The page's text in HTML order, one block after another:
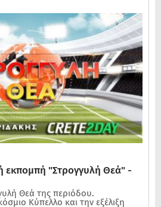
εκπομπή "Στρογγυλή Θεά" -
Θεά της περιόδου.
Κύπελλο και την εξέλιξη